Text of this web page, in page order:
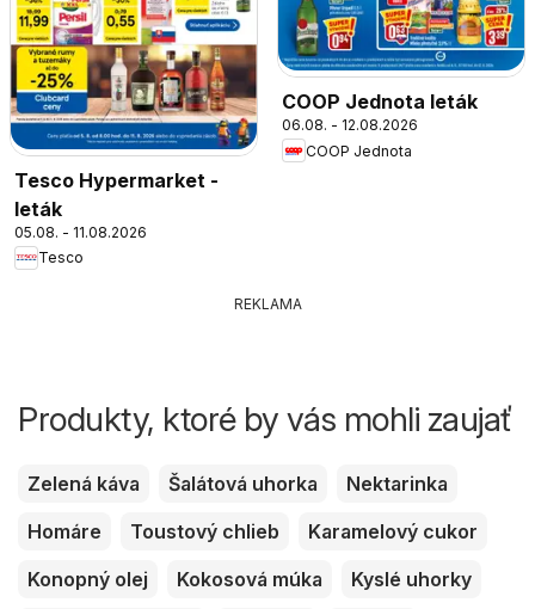
Tesco Hypermarket -
leták
05.08. - 11.08.2026
Tesco
COOP Jednota leták
06.08. - 12.08.2026
COOP Jednota
REKLAMA
Produkty, ktoré by vás mohli zaujať
Zelená káva Šalátová uhorka
Nektarinka
Homáre
Toustový chlieb
Karamelový cukor
Konopný olej
Kokosová múka
Kyslé uhorky